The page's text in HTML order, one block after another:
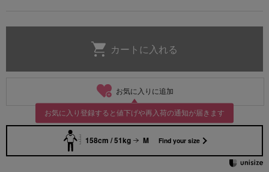
お気に入りに追加
お気に入り登録すると値下げや再入荷の通知が届きます
158cm / 51kg M Find your size